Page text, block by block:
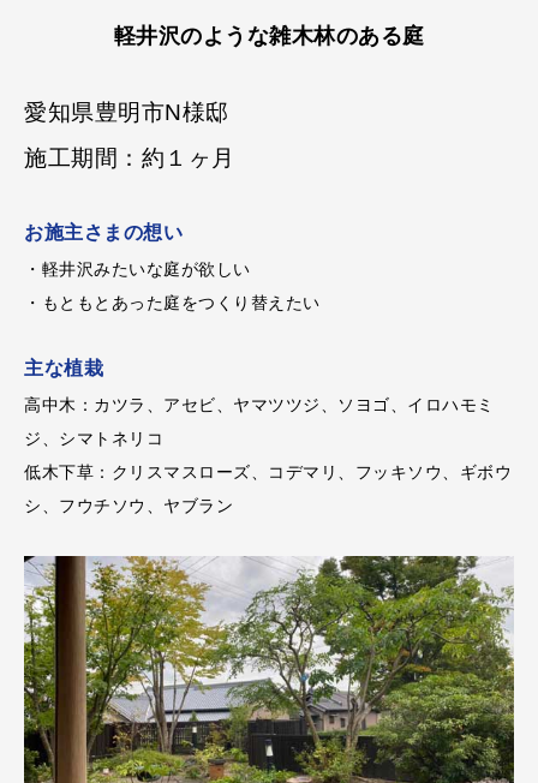
軽井沢のような雑木林のある庭
愛知県豊明市N様邸
施工期間：約１ヶ月
お施主さまの想い
・軽井沢みたいな庭が欲しい
・もともとあった庭をつくり替えたい
主な植栽
高中木：カツラ、アセビ、ヤマツツジ、ソヨゴ、イロハモミ
ジ、シマトネリコ
低木下草：クリスマスローズ、コデマリ、フッキソウ、ギボウ
シ、フウチソウ、ヤブラン